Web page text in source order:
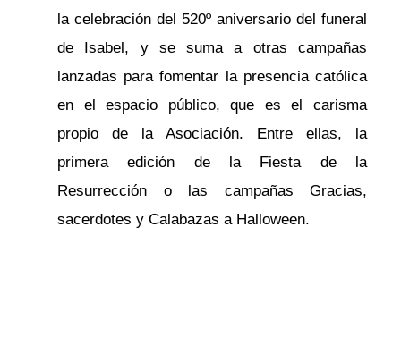
la celebración del 520º aniversario del funeral
de Isabel, y se suma a otras campañas
lanzadas para fomentar la presencia católica
en el espacio público, que es el carisma
propio de la Asociación. Entre ellas, la
primera edición de la Fiesta de la
Resurrección o las campañas Gracias,
sacerdotes y Calabazas a Halloween.